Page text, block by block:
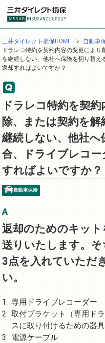
三井ダイレクト損保HOME 自動車
ドラレコ特約を契約内容の変更によ
を継続しない、他社へ保険を切り替え
返却すればよいですか？
ドラレコ特約を契
除、または契約を
継続しない、他社
合、ドライブレコ
すればよいですか？
自動車保険
返却のためのキッ
送りいたします。
3点を入れていただ
い。
専用ドライブレコーダー
取付ブラケット（専用ド
スに取り付けるための器具
電源ケーブル